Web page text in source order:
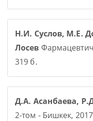
Н.И. Суслов, М.Е.
Лосев
319 б.
Д.А. Асанбаева,
2-том - Бишкек,